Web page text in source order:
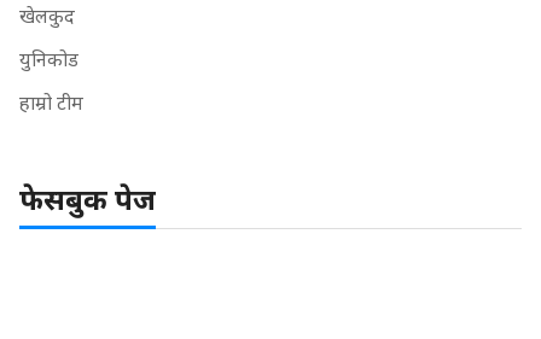
खेलकुद
युनिकोड
हाम्रो टीम
फेसबुक पेज